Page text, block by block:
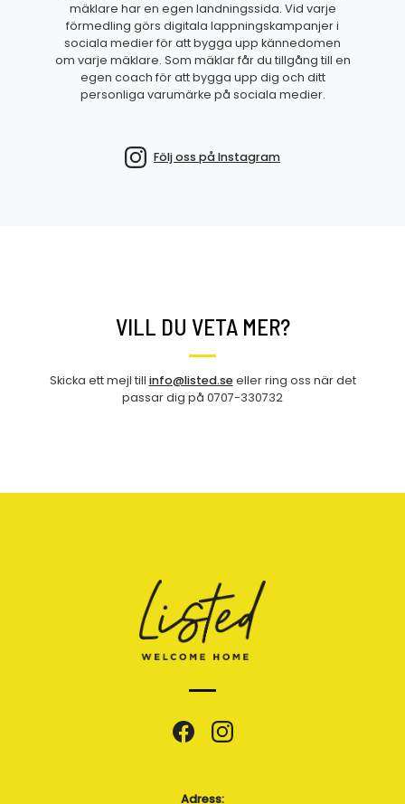
mäklare har en egen landningssida. Vid varje
förmedling görs digitala lappningskampanjer i
sociala medier för att bygga upp kännedomen
om varje mäklare. Som mäklar får du tillgång till en
egen coach för att bygga upp dig och ditt
personliga varumärke på sociala medier.
Följ oss på Instagram
VILL DU VETA MER?
Skicka ett mejl till info@listed.seeller ring oss när det
passar dig på 0707-330732
Adress: